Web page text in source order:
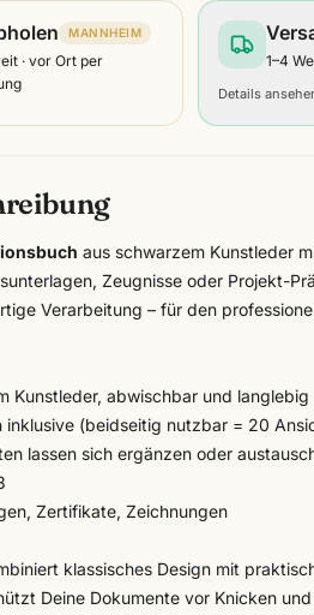
MANNHEIM
· vor Ort per
1–4
Details
aus schwarzem Kunstleder
Zeugnisse oder Projekt-
Verarbeitung – für den
Kunstleder, abwischbar und langlebig
inklusive (beidseitig nutzbar = 20
lassen sich ergänzen oder
Zertifikate, Zeichnungen
klassisches Design mit
Deine Dokumente vor Knicken